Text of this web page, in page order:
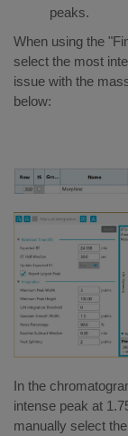
peaks.
When using the
select the most
issue with the
below:
In the
intense peak at
manually select